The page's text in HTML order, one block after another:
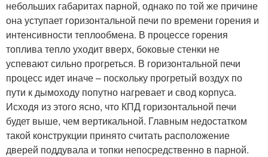
небольших габаритах парной, однако по той же причине
она уступает горизонтальной печи по времени горения и
интенсивности теплообмена. В процессе горения
топлива тепло уходит вверх, боковые стенки не
успевают сильно прогреться. В горизонтальной печи
процесс идет иначе – поскольку прогретый воздух по
пути к дымоходу попутно нагревает и свод корпуса.
Исходя из этого ясно, что КПД горизонтальной печи
будет выше, чем вертикальной. Главным недостатком
такой конструкции принято считать расположение
дверей поддувала и топки непосредственно в парной.